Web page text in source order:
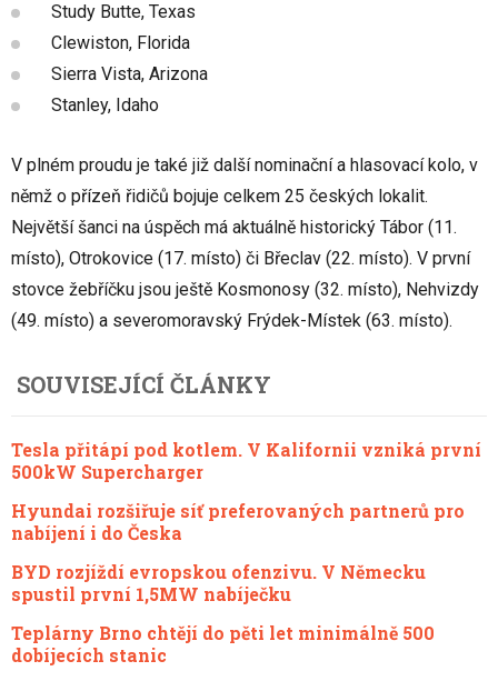
Study Butte, Texas
Clewiston, Florida
Sierra Vista, Arizona
Stanley, Idaho
V plném proudu je také již další nominační a hlasovací kolo, v
němž o přízeň řidičů bojuje celkem 25 českých lokalit.
Největší šanci na úspěch má aktuálně historický Tábor (11.
místo), Otrokovice (17. místo) či Břeclav (22. místo). V první
stovce žebříčku jsou ještě Kosmonosy (32. místo), Nehvizdy
(49. místo) a severomoravský Frýdek-Místek (63. místo).
SOUVISEJÍCÍ ČLÁNKY
Tesla přitápí pod kotlem. V Kalifornii vzniká první
500kW Supercharger
Hyundai rozšiřuje síť preferovaných partnerů pro
nabíjení i do Česka
BYD rozjíždí evropskou ofenzivu. V Německu
spustil první 1,5MW nabíječku
Teplárny Brno chtějí do pěti let minimálně 500
dobíjecích stanic